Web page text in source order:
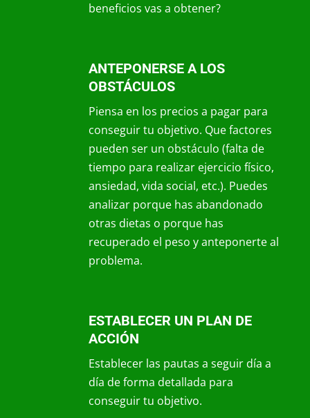
beneficios vas a obtener?
ANTEPONERSE A LOS
OBSTÁCULOS
Piensa en los precios a pagar para
conseguir tu objetivo. Que factores
pueden ser un obstáculo (falta de
tiempo para realizar ejercicio físico,
ansiedad, vida social, etc.). Puedes
analizar porque has abandonado
otras dietas o porque has
recuperado el peso y anteponerte al
problema.
ESTABLECER UN PLAN DE
ACCIÓN
Establecer las pautas a seguir día a
día de forma detallada para
conseguir tu objetivo.